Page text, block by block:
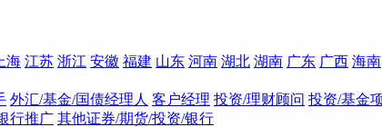
上海 江苏 浙江 安徽 福建 山东 河南 湖北 湖南 广东 广西 海南
外汇/基金/国债经理人 客户经理 投资/理财顾问 投资/基金
行推广 其他证券/期货/投资/银行